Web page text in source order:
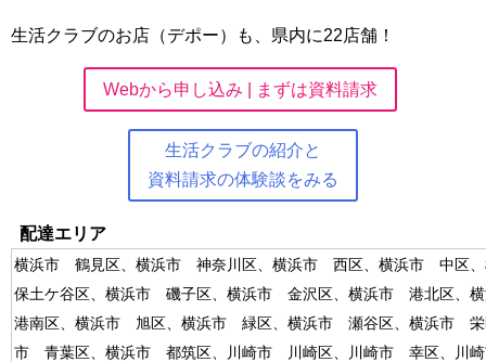
生活クラブのお店（デポー）も、県内に22店舗！
Webから申し込み | まずは資料請求
生活クラブの紹介と
資料請求の体験談をみる
配達エリア
横浜市 鶴見区、横浜市 神奈川区、横浜市 西区、横浜市 中区
保土ケ谷区、横浜市 磯子区、横浜市 金沢区、横浜市 港北区
港南区、横浜市 旭区、横浜市 緑区、横浜市 瀬谷区、横浜市
市 青葉区、横浜市 都筑区、川崎市 川崎区、川崎市 幸区、川